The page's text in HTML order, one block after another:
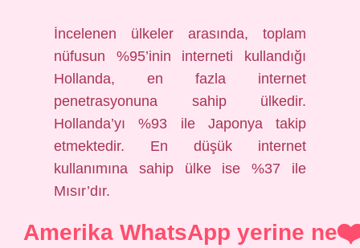
İncelenen ülkeler arasında, toplam
nüfusun %95’inin interneti kullandığı
Hollanda, en fazla internet
penetrasyonuna sahip ülkedir.
Hollanda’yı %93 ile Japonya takip
etmektedir. En düşük internet
kullanımına sahip ülke ise %37 ile
Mısır’dır.
Amerika WhatsApp yerine ne